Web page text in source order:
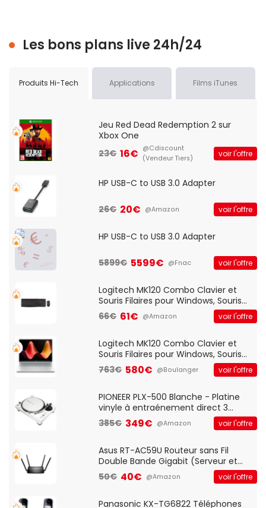
Les bons plans live 24h/24
Produits Hi-Tech Applications Films iTunes
Jeu Red Dead Redemption 2 sur
Xbox One
23€ 16€ @Cdiscount
(Vendeur Tiers)
voir l'offre
HP USB-C to USB 3.0 Adapter
26€ 20€ @Amazon voir l'offre
HP USB-C to USB 3.0 Adapter
5899€ 5599€ @Fnac voir l'offre
Logitech MK120 Combo Clavier et
Souris Filaires pour Windows, Souris
Optique Filaire, Connexion USB Plug
And Play, Confortable, Taille
QWERTY UK - Noir
66€ 61€ @Amazon voir l'offre
Logitech MK120 Combo Clavier et
Souris Filaires pour Windows, Souris
Optique Filaire, Connexion USB Plug
And Play, Confortable, Taille
QWERTY UK - Noir
763€ 580€ @Boulanger voir l'offre
PIONEER PLX-500 Blanche - Platine
vinyle à entraénement direct 3
vitesses (33-45-78 trs/min) avec
pre-ampli intégré et port USB
385€ 349€ @Amazon voir l'offre
Asus RT-AC59U Routeur sans Fil
Double Bande Gigabit (Serveur et
Client VPN, Triple Vlan, Mode Point
d'accès et Bridge, contrôle Parental,
50€ 40€ @Amazon voir l'offre
Panasonic KX-TG6822 Téléphones